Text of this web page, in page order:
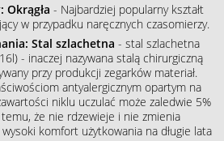
Okrągła - Najbardziej popularny kształt
w przypadku naręcznych czasomierzy.
Stal szlachetna - stal szlachetna
- inaczej nazywana stalą chirurgiczną
przy produkcji zegarków materiał.
antyalergicznym opartym na
niklu uczulać może zaledwie 5%
że nie rdzewieje i nie zmienia
komfort użytkowania na długie lata